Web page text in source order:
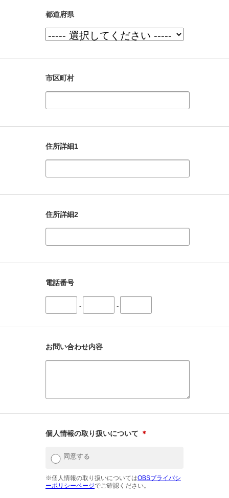
都道府県
市区町村
住所詳細1
住所詳細2
電話番号
- -
お問い合わせ内容
個人情報の取り扱いについて ＊
同意する
※個人情報の取り扱いについてはOBSプライバシ
ーポリシーページでご確認ください。